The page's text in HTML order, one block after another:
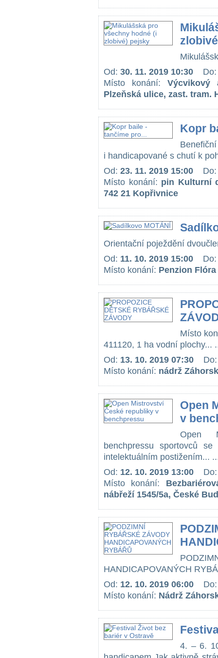
Od: 30. 11. 2019 10:30
Místo konání: Výcvikový
Plzeňská ulice, zast. tram.
Kopr
i handicapované s chutí k
Od: 23. 11. 2019 15:00
Místo konání: pin Kulturní
742 21 Kopřivnice
Orientační poježdění
Od: 11. 10. 2019 15:00
Místo konání: Penzion
Místo
411120, 1 ha vodní plochy...
Od: 13. 10. 2019 07:30
Místo konání: nádrž
Open
v
Open
benchpressu sportovců
intelektuálním postižením...
Od: 12. 10. 2019 13:00
Místo konání:
nábřeží 1545/5a, České
HANDICAPOVANÝCH
Od: 12. 10. 2019 06:00
Místo konání: Nádrž
4. – 6.